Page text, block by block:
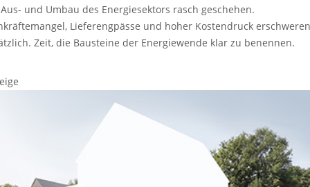
und Umbau des Energiesektors rasch geschehen.
Lieferengpässe und hoher Kostendruck erschweren
Zeit, die Bausteine der Energiewende klar zu benennen.